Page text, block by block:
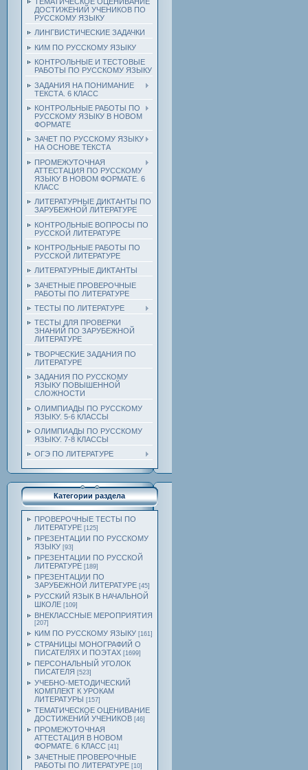
ДОСТИЖЕНИЙ УЧЕНИКОВ ПО
РУССКОМУ ЯЗЫКУ
ЛИНГВИСТИЧЕСКИЕ ЗАДАЧКИ
КИМ ПО РУССКОМУ ЯЗЫКУ
КОНТРОЛЬНЫЕ И ТЕСТОВЫЕ
РАБОТЫ ПО РУССКОМУ ЯЗЫКУ
ЗАДАНИЯ НА ПОНИМАНИЕ
ТЕКСТА. 6 КЛАСС
КОНТРОЛЬНЫЕ РАБОТЫ ПО
РУССКОМУ ЯЗЫКУ В НОВОМ
ФОРМАТЕ
ЗАЧЕТ ПО РУССКОМУ ЯЗЫКУ
НА ОСНОВЕ ТЕКСТА
ПРОМЕЖУТОЧНАЯ
АТТЕСТАЦИЯ ПО РУССКОМУ
ЯЗЫКУ В НОВОМ ФОРМАТЕ. 6
КЛАСС
ЛИТЕРАТУРНЫЕ ДИКТАНТЫ ПО
ЗАРУБЕЖНОЙ ЛИТЕРАТУРЕ
КОНТРОЛЬНЫЕ ВОПРОСЫ ПО
РУССКОЙ ЛИТЕРАТУРЕ
КОНТРОЛЬНЫЕ РАБОТЫ ПО
РУССКОЙ ЛИТЕРАТУРЕ
ЛИТЕРАТУРНЫЕ ДИКТАНТЫ
ЗАЧЕТНЫЕ ПРОВЕРОЧНЫЕ
РАБОТЫ ПО ЛИТЕРАТУРЕ
ТЕСТЫ ПО ЛИТЕРАТУРЕ
ТЕСТЫ ДЛЯ ПРОВЕРКИ
ЗНАНИЙ ПО ЗАРУБЕЖНОЙ
ЛИТЕРАТУРЕ
ТВОРЧЕСКИЕ ЗАДАНИЯ ПО
ЛИТЕРАТУРЕ
ЗАДАНИЯ ПО РУССКОМУ
ЯЗЫКУ ПОВЫШЕННОЙ
СЛОЖНОСТИ
ОЛИМПИАДЫ ПО РУССКОМУ
ЯЗЫКУ. 5-6 КЛАССЫ
ОЛИМПИАДЫ ПО РУССКОМУ
ЯЗЫКУ. 7-8 КЛАССЫ
ОГЭ ПО ЛИТЕРАТУРЕ
Категории раздела
ПРОВЕРОЧНЫЕ ТЕСТЫ ПО
ЛИТЕРАТУРЕ [125]
ПРЕЗЕНТАЦИИ ПО РУССКОМУ
ЯЗЫКУ [93]
ПРЕЗЕНТАЦИИ ПО РУССКОЙ
ЛИТЕРАТУРЕ [189]
ПРЕЗЕНТАЦИИ ПО
ЗАРУБЕЖНОЙ ЛИТЕРАТУРЕ [45]
РУССКИЙ ЯЗЫК В НАЧАЛЬНОЙ
ШКОЛЕ [109]
ВНЕКЛАССНЫЕ МЕРОПРИЯТИЯ
[207]
КИМ ПО РУССКОМУ ЯЗЫКУ [161]
СТРАНИЦЫ МОНОГРАФИЙ О
ПИСАТЕЛЯХ И ПОЭТАХ [1699]
ПЕРСОНАЛЬНЫЙ УГОЛОК
ПИСАТЕЛЯ [523]
УЧЕБНО-МЕТОДИЧЕСКИЙ
КОМПЛЕКТ К УРОКАМ
ЛИТЕРАТУРЫ [157]
ТЕМАТИЧЕСКОЕ ОЦЕНИВАНИЕ
ДОСТИЖЕНИЙ УЧЕНИКОВ [46]
ПРОМЕЖУТОЧНАЯ
АТТЕСТАЦИЯ В НОВОМ
ФОРМАТЕ. 6 КЛАСС [41]
ЗАЧЕТНЫЕ ПРОВЕРОЧНЫЕ
РАБОТЫ ПО ЛИТЕРАТУРЕ [10]